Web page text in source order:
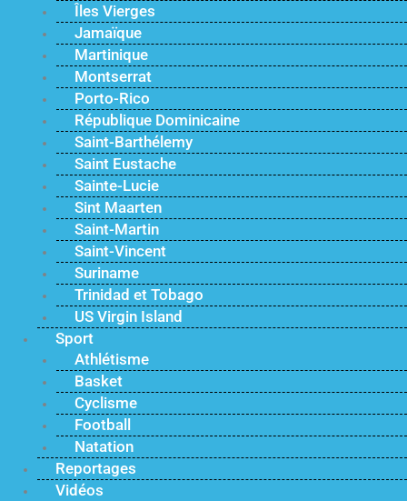
Îles Vierges
Jamaïque
Martinique
Montserrat
Porto-Rico
République Dominicaine
Saint-Barthélemy
Saint Eustache
Sainte-Lucie
Sint Maarten
Saint-Martin
Saint-Vincent
Suriname
Trinidad et Tobago
US Virgin Island
Sport
Athlétisme
Basket
Cyclisme
Football
Natation
Reportages
Vidéos